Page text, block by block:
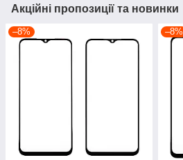
Акційні пропозиції та новинки
–8% –8%